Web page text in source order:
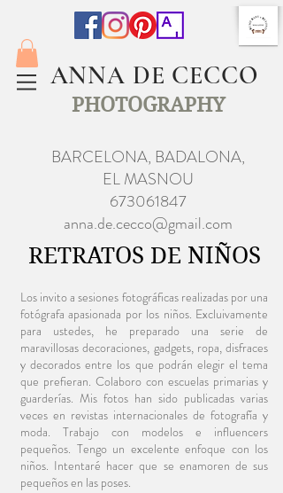
ANNA DE CECCO
PHOTOGRAPHY
BARCELONA, BADALONA,
EL MASNOU
673061847
anna.de.cecco@gmail.com
RETRATOS DE NIÑOS
Los invito a sesiones fotográficas realizadas por una
fotógrafa apasionada por los niños. Excluivamente
para ustedes, he preparado una serie de
maravillosas decoraciones, gadgets, ropa, disfraces
y decorados entre los que podrán elegir el tema
que prefieran. Colaboro con escuelas primarias y
guarderías. Mis fotos han sido publicadas varias
veces en revistas internacionales de fotografía y
moda. Trabajo con modelos e influencers
pequeños. Tengo un excelente enfoque con los
niños. Intentaré hacer que se enamoren de sus
pequeños en las poses.